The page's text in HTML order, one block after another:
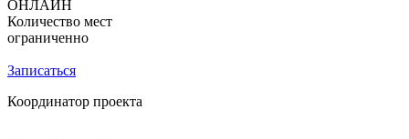
ОНЛАЙН
Количество мест
ограниченно
Записаться
Координатор проекта